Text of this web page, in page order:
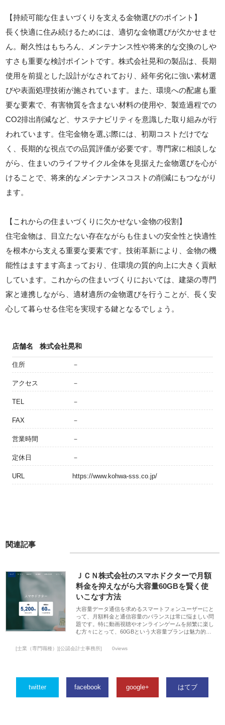
【持続可能な住まいづくりを支える金物選びのポイント】
長く快適に住み続けるためには、適切な金物選びが欠かせませ
ん。耐久性はもちろん、メンテナンス性や将来的な交換のしや
すさも重要な検討ポイントです。株式会社晃和の製品は、長期
使用を前提とした設計がなされており、経年劣化に強い素材選
びや表面処理技術が施されています。また、環境への配慮も重
要な要素で、有害物質を含まない材料の使用や、製造過程での
CO2排出削減など、サステナビリティを意識した取り組みが行
われています。住宅金物を選ぶ際には、初期コストだけでな
く、長期的な視点での品質評価が必要です。専門家に相談しな
がら、住まいのライフサイクル全体を見据えた金物選びを心が
けることで、将来的なメンテナンスコストの削減にもつながり
ます。
【これからの住まいづくりに欠かせない金物の役割】
住宅金物は、目立たない存在ながらも住まいの安全性と快適性
を根本から支える重要な要素です。技術革新により、金物の機
能性はますます高まっており、住環境の質的向上に大きく貢献
しています。これからの住まいづくりにおいては、建築の専門
家と連携しながら、適材適所の金物選びを行うことが、長く安
心して暮らせる住宅を実現する鍵となるでしょう。
店舗名 株式会社晃和
住所 －
アクセス －
TEL －
FAX －
営業時間 －
定休日 －
URL https://www.kohwa-sss.co.jp/
関連記事
ＪＣＮ株式会社のスマホドクターで月額
料金を抑えながら大容量60GBを賢く使
いこなす方法
大容量データ通信を求めるスマートフォンユーザーにと
って、月額料金と通信容量のバランスは常に悩ましい問
題です。特に動画視聴やオンラインゲームを頻繁に楽し
む方々にとって、60GBという大容量プランは魅力的…
[士業（専門職種）][公認会計士事務所] 0views
twitter facebook google+ はてブ